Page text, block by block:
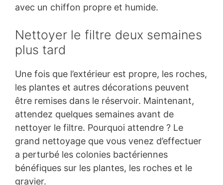
avec un chiffon propre et humide.
Nettoyer le filtre deux semaines
plus tard
Une fois que l’extérieur est propre, les roches,
les plantes et autres décorations peuvent
être remises dans le réservoir. Maintenant,
attendez quelques semaines avant de
nettoyer le filtre. Pourquoi attendre ? Le
grand nettoyage que vous venez d’effectuer
a perturbé les colonies bactériennes
bénéfiques sur les plantes, les roches et le
gravier.